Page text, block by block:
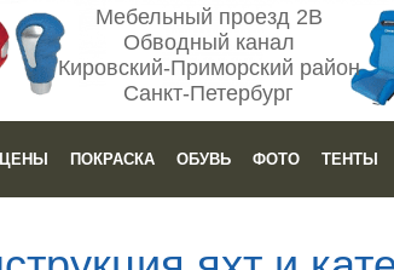
Мебельный проезд 2В
Обводный канал
Кировский-Приморский район
Санкт-Петербург
ЦЕНЫ ПОКРАСКА ОБУВЬ ФОТО ТЕНТЫ